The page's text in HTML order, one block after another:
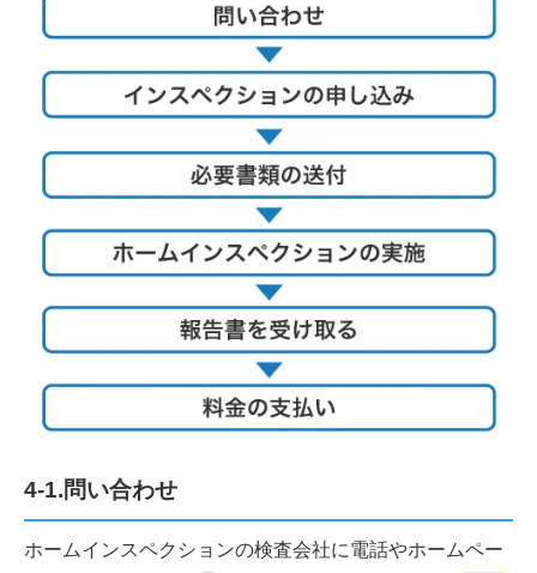
4-1.問い合わせ
ホームインスペクションの検査会社に電話やホームペー